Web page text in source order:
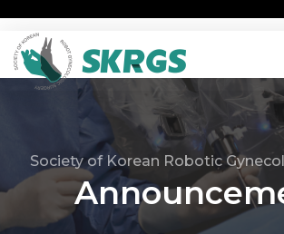
Society of Korean Robotic